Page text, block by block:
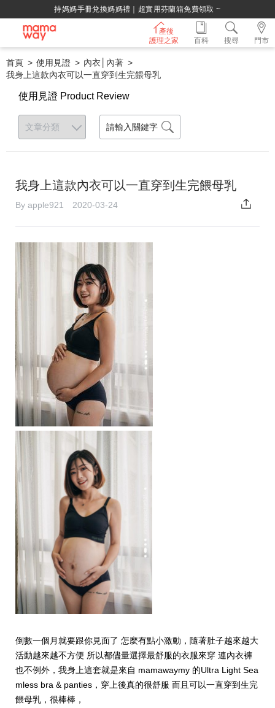
持媽媽手冊兌換媽媽禮｜超實用芬蘭箱免費領取 ~
產後
護理之家
門市
百科 搜尋
首頁 使用見證
內衣│內著
我身上這款內衣可以一直穿到生完餵母乳
使用見證 Product Review
我身上這款內衣可以一直穿到生完餵母乳
By apple921 2020-03-24
倒數一個月就要跟你見面了 怎麼有點小激動，隨著肚子越來越大
活動越來越不方便 所以都儘量選擇最舒服的衣服來穿 連內衣褲
也不例外，我身上這套就是來自 mamawaymy 的Ultra Light Sea
mless bra & panties，穿上後真的很舒服 而且可以一直穿到生完
餵母乳，很棒棒，